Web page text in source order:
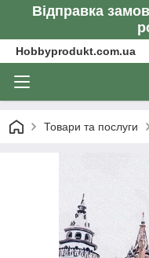
Відправка
Hobbyprodukt.com.ua
Товари та послуги